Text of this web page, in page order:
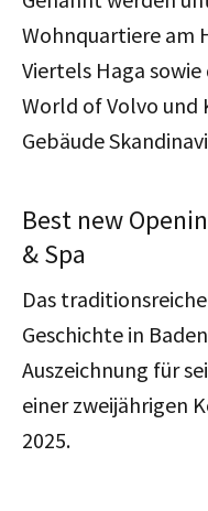
Wohnquartiere am
Viertels Haga
World of Volvo
Gebäude
Best new
& Spa
Das
Geschichte in
Auszeichnung für
einer zweijährigen
2025.